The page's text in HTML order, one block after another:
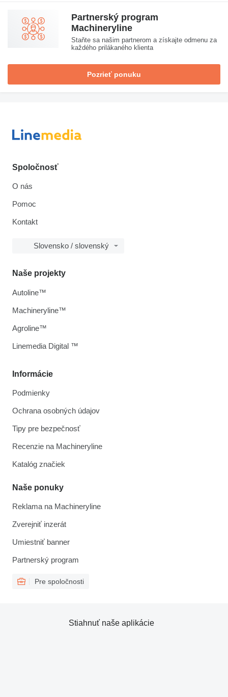
Partnerský program
Machineryline
Staňte sa našim partnerom a získajte odmenu za
každého prilákaného klienta
Pozrieť ponuku
Spoločnosť
O nás
Pomoc
Kontakt
Slovensko / slovenský
Informácie
Podmienky
Ochrana osobných údajov
Tipy pre bezpečnosť
Recenzie na Machineryline
Katalóg značiek
Naše ponuky
Reklama na Machineryline
Zverejniť inzerát
Umiestniť banner
Partnerský program
Pre spoločnosti
Naše projekty
Autoline™
Machineryline™
Agroline™
Linemedia Digital ™
Stiahnuť naše aplikácie